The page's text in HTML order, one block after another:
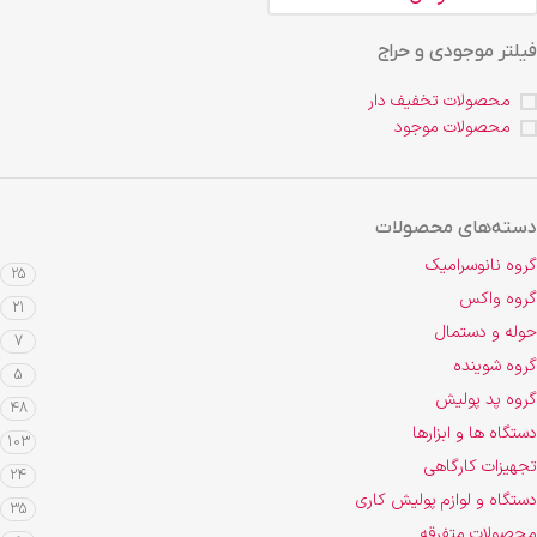
فیلتر موجودی و حراج
محصولات تخفیف دار
محصولات موجود
دسته‌های محصولات
گروه نانوسرامیک 25
گروه واکس 21
حوله و دستمال 7
گروه شوینده 5
گروه پد پولیش 48
دستگاه ها و ابزارها 103
تجهیزات کارگاهی 24
دستگاه و لوازم پولیش کاری 35